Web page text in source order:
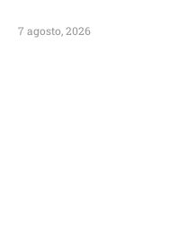
7 agosto, 2026